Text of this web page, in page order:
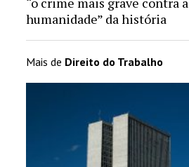
humanidade” da história
Mais de Direito do Trabalho